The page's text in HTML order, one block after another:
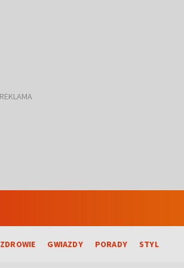
ZDROWIE GWIAZDY PORADY STYL